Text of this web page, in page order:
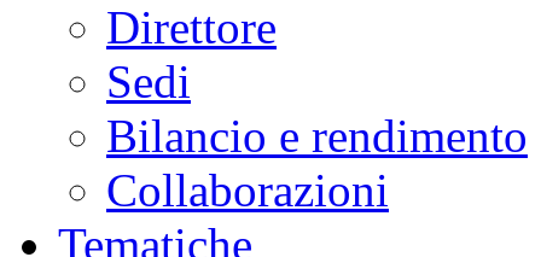
Direttore
Sedi
Bilancio e rendimento
Collaborazioni
Tematiche